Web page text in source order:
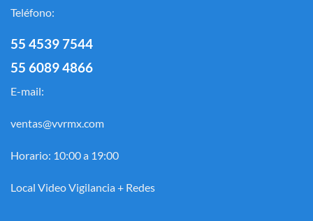
Teléfono:
55 4539 7544
55 6089 4866
E-mail:
ventas@vvrmx.com
Horario: 10:00 a 19:00
Local Video Vigilancia + Redes